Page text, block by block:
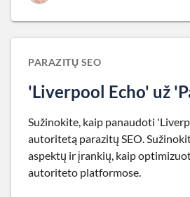
PARAZITŲ SEO
'Liverpool Echo' už
Sužinokite, kaip panaudoti
autoritetą parazitų SEO.
aspektų ir įrankių, kaip
autoriteto platformose.